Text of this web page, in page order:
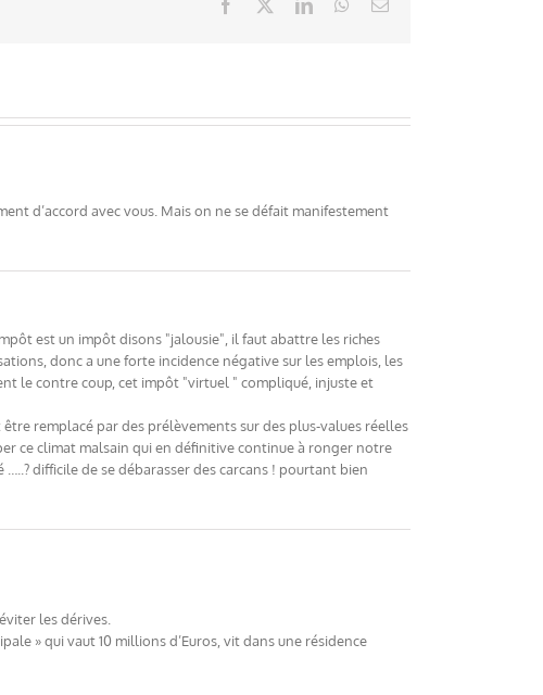
Facebook LinkedInWhatsApp
Email
d’accord avec vous. Mais on ne se défait manifestement
est un impôt disons "jalousie", il faut abattre les riches
donc a une forte incidence négative sur les emplois, les
le contre coup, cet impôt "virtuel " compliqué, injuste et
remplacé par des prélèvements sur des plus-values réelles
ce climat malsain qui en définitive continue à ronger notre
difficile de se débarasser des carcans ! pourtant bien
les dérives.
» qui vaut 10 millions d’Euros, vit dans une résidence